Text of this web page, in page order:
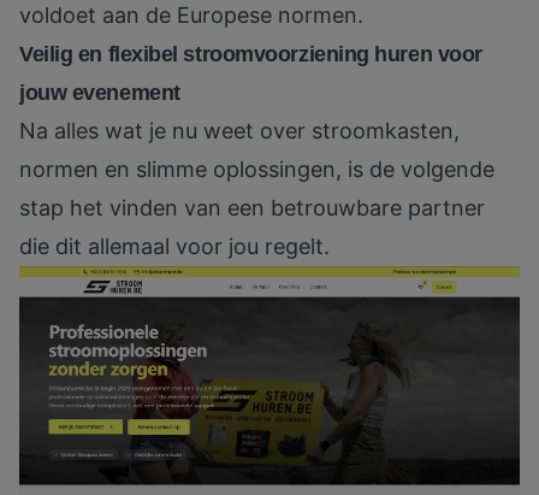
voldoet aan de Europese normen.
Veilig en flexibel stroomvoorziening huren voor
jouw evenement
Na alles wat je nu weet over stroomkasten,
normen en slimme oplossingen, is de volgende
stap het vinden van een betrouwbare partner
die dit allemaal voor jou regelt.